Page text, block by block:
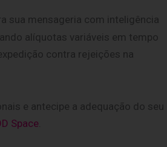
sua mensageria com inteligência
alíquotas variáveis em tempo
contra rejeições na
e antecipe a adequação do seu
Space